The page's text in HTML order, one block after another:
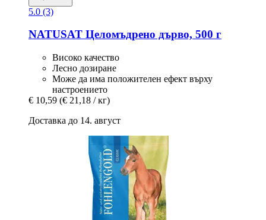
5.0 (3)
NATUSAT Целомъдрено дърво, 500 г
Високо качество
Лесно дозиране
Може да има положителен ефект върху
настроението
€ 10,59 (€ 21,18 / кг)
Доставка до 14. август